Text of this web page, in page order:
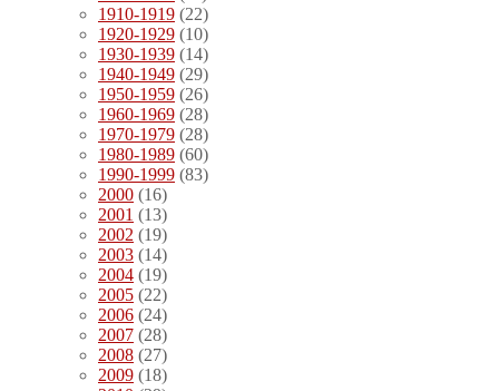
1910-1919 (22)
1920-1929 (10)
1930-1939 (14)
1940-1949 (29)
1950-1959 (26)
1960-1969 (28)
1970-1979 (28)
1980-1989 (60)
1990-1999 (83)
2000 (16)
2001 (13)
2002 (19)
2003 (14)
2004 (19)
2005 (22)
2006 (24)
2007 (28)
2008 (27)
2009 (18)